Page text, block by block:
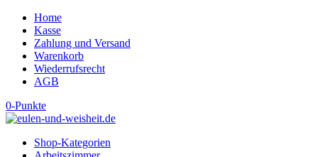
Home
Kasse
Zahlung und Versand
Warenkorb
Wiederrufsrecht
AGB
0-Punkte
Shop-Kategorien